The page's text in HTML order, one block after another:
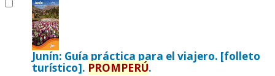
Junín: Guía práctica para el viajero. [folleto
turístico]. PROMPERÚ.